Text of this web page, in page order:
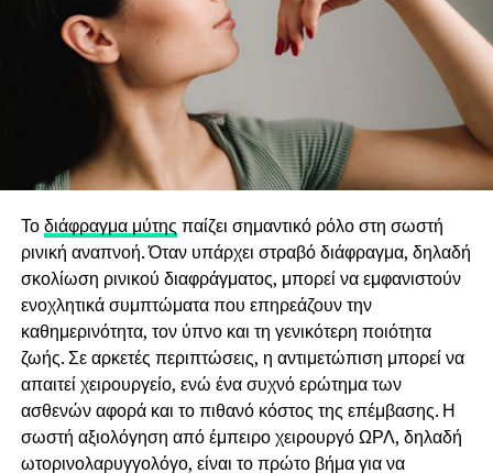
Τοδιάφραγμα μύτης παίζει σημαντικό ρόλο στη σωστή
ρινική αναπνοή. Όταν υπάρχει στραβό διάφραγμα, δηλαδή
σκολίωση ρινικού διαφράγματος, μπορεί να εμφανιστούν
ενοχλητικά συμπτώματα που επηρεάζουν την
καθημερινότητα, τον ύπνο και τη γενικότερη ποιότητα
ζωής. Σε αρκετές περιπτώσεις, η αντιμετώπιση μπορεί να
απαιτεί χειρουργείο, ενώ ένα συχνό ερώτημα των
ασθενών αφορά και το πιθανό κόστος της επέμβασης. Η
σωστή αξιολόγηση από έμπειρο χειρουργό ΩΡΛ, δηλαδή
ωτορινολαρυγγολόγο, είναι το πρώτο βήμα για να